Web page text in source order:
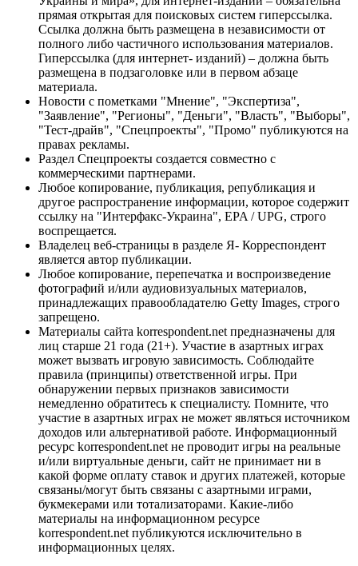
прямая открытая для поисковых систем гиперссылка.
Ссылка должна быть размещена в независимости от
полного либо частичного использования материалов.
Гиперссылка (для интернет- изданий) – должна быть
размещена в подзаголовке или в первом абзаце
материала.
Новости с пометками "Мнение", "Экспертиза",
"Заявление", "Регионы", "Деньги", "Власть", "Выборы",
"Тест-драйв", "Спецпроекты", "Промо" публикуются на
правах рекламы.
Раздел Спецпроекты создается совместно с
коммерческими партнерами.
Любое копирование, публикация, републикация и
другое распространение информации, которое содержит
ссылку на "Интерфакс-Украина", EPA / UPG, строго
воспрещается.
Владелец веб-страницы в разделе Я- Корреспондент
является автор публикации.
Любое копирование, перепечатка и воспроизведение
фотографий и/или аудиовизуальных материалов,
принадлежащих правообладателю Getty Images, строго
запрещено.
Материалы сайта korrespondent.net предназначены для
лиц старше 21 года (21+). Участие в азартных играх
может вызвать игровую зависимость. Соблюдайте
правила (принципы) ответственной игры. При
обнаружении первых признаков зависимости
немедленно обратитесь к специалисту. Помните, что
участие в азартных играх не может являться источником
доходов или альтернативой работе. Информационный
ресурс korrespondent.net не проводит игры на реальные
и/или виртуальные деньги, сайт не принимает ни в
какой форме оплату ставок и других платежей, которые
связаны/могут быть связаны с азартными играми,
букмекерами или тотализаторами. Какие-либо
материалы на информационном ресурсе
korrespondent.net публикуются исключительно в
информационных целях.